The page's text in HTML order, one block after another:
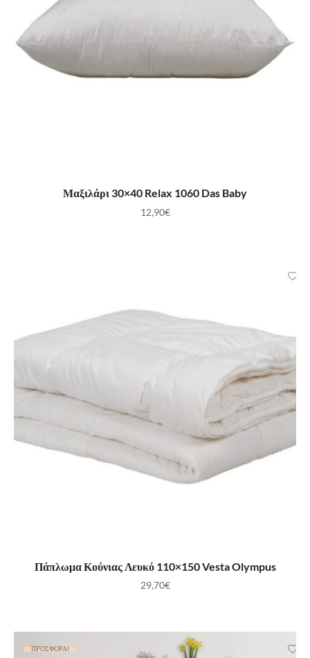
ΠΡΟΣΘΉΚΗ ΣΤΟ ΚΑΛΆΘΙ
Μαξιλάρι 30×40 Relax 1060 Das Baby
12,90€
ΠΡΟΣΘΉΚΗ ΣΤΟ ΚΑΛΆΘΙ
Πάπλωμα Κούνιας Λευκό 110×150 Vesta Olympus
29,70€
ΠΡΟΣΦΟΡΆ!